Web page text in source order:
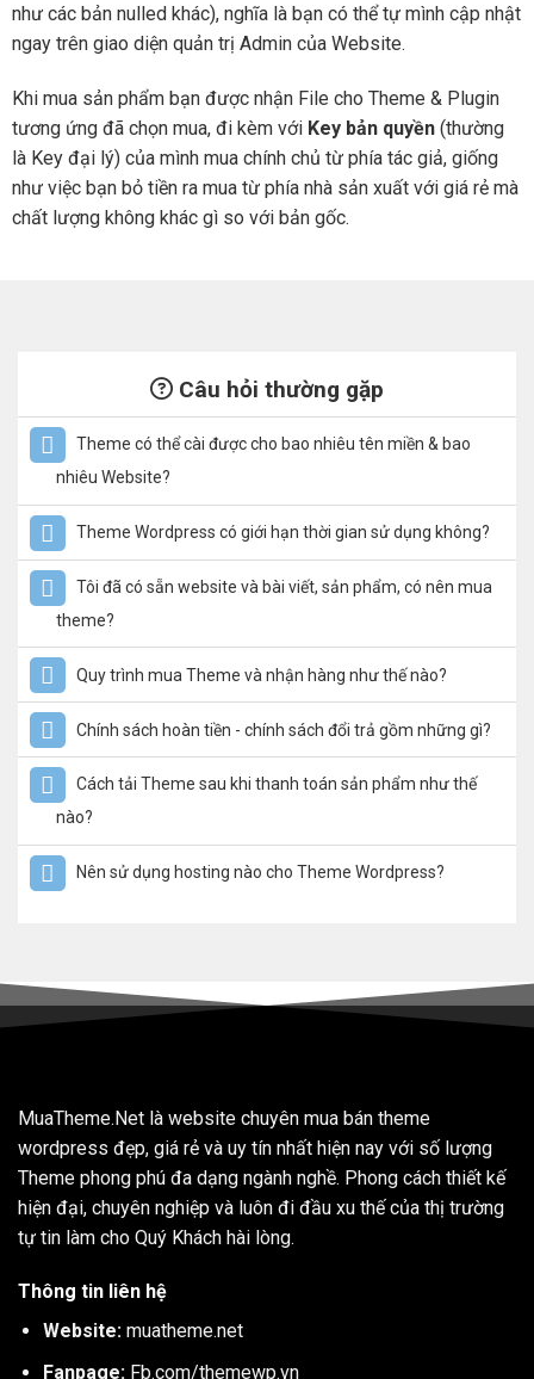
như các bản nulled khác), nghĩa là bạn có thể tự mình cập nhật
ngay trên giao diện quản trị Admin của Website.
Khi mua sản phẩm bạn được nhận File cho Theme & Plugin
tương ứng đã chọn mua, đi kèm với Key bản quyền (thường
là Key đại lý) của mình mua chính chủ từ phía tác giả, giống
như việc bạn bỏ tiền ra mua từ phía nhà sản xuất với giá rẻ mà
chất lượng không khác gì so với bản gốc.
Câu hỏi thường gặp
Theme có thể cài được cho bao nhiêu tên miền & bao
nhiêu Website?
Theme Wordpress có giới hạn thời gian sử dụng không?
Tôi đã có sẵn website và bài viết, sản phẩm, có nên mua
theme?
Quy trình mua Theme và nhận hàng như thế nào?
Chính sách hoàn tiền - chính sách đổi trả gồm những gì?
Cách tải Theme sau khi thanh toán sản phẩm như thế
nào?
Nên sử dụng hosting nào cho Theme Wordpress?
MuaTheme.Net là website chuyên mua bán theme
wordpress đẹp, giá rẻ và uy tín nhất hiện nay với số lượng
Theme phong phú đa dạng ngành nghề. Phong cách thiết kế
hiện đại, chuyên nghiệp và luôn đi đầu xu thế của thị trường
tự tin làm cho Quý Khách hài lòng.
Thông tin liên hệ
Website: muatheme.net
Fanpage: Fb.com/themewp.vn